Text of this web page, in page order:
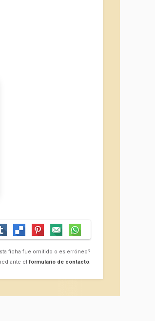
ficha fue omitido o es erróneo?
el formulario de contacto.